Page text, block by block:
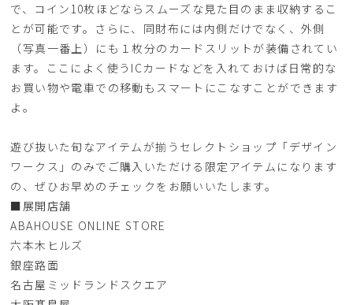
で、コイン10枚ほどならスムーズな見た目のまま収納するこ
とが可能です。さらに、同財布には内側だけでなく、外側
（写真一番上）にも１枚分のカードスリットが装備されてい
ます。ここによく使うICカードなどを入れておけば日常的な
お買い物や電車での移動もスマートにこなすことができます
よ。
遊び抜いた旬なアイテムが揃うセレクトショップ「デザイン
ワークス」のみでご購入いただける限定アイテムになります
の、ぜひお早めのチェックをお願いいたします。
■展開店舗
ABAHOUSE ONLINE STORE
六本木ヒルズ
銀座路面
名古屋ミッドランドスクエア